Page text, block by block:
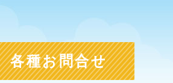
各種お問合せ